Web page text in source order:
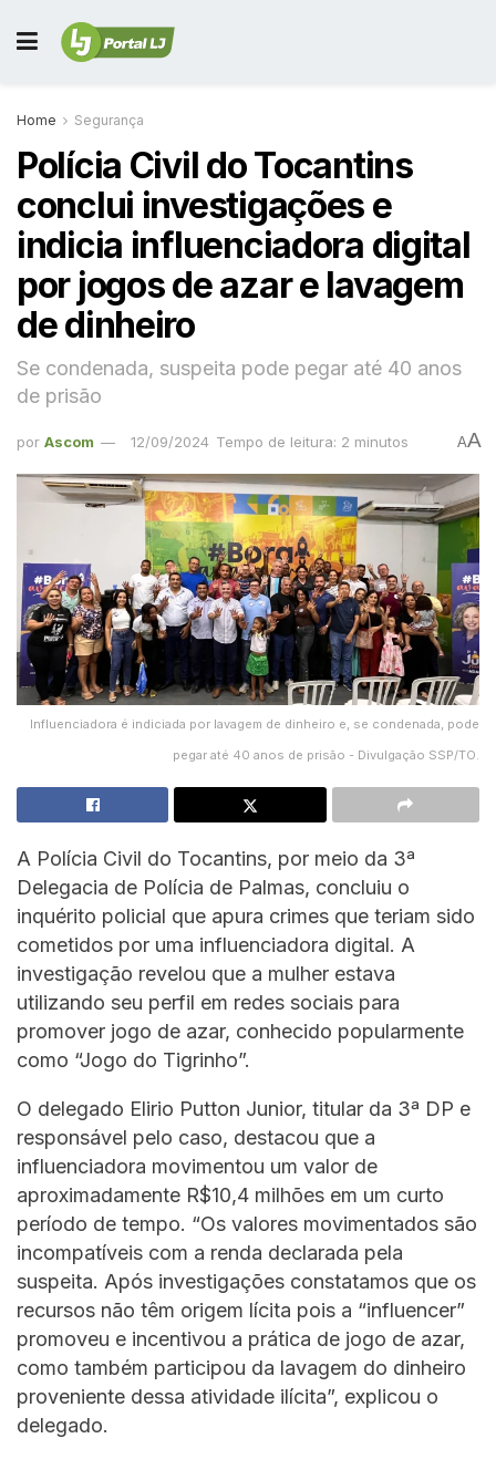
Home Segurança
Polícia Civil do Tocantins
conclui investigações e
indicia influenciadora digital
por jogos de azar e lavagem
de dinheiro
Se condenada, suspeita pode pegar até 40 anos
de prisão
por Ascom 12/09/2024 Tempo de leitura: 2 minutos AA
Influenciadora é indiciada por lavagem de dinheiro e, se condenada, pode
pegar até 40 anos de prisão - Divulgação SSP/TO.
A Polícia Civil do Tocantins, por meio da 3ª
Delegacia de Polícia de Palmas, concluiu o
inquérito policial que apura crimes que teriam sido
cometidos por uma influenciadora digital. A
investigação revelou que a mulher estava
utilizando seu perfil em redes sociais para
promover jogo de azar, conhecido popularmente
como “Jogo do Tigrinho”.
O delegado Elirio Putton Junior, titular da 3ª DP e
responsável pelo caso, destacou que a
influenciadora movimentou um valor de
aproximadamente R$10,4 milhões em um curto
período de tempo. “Os valores movimentados são
incompatíveis com a renda declarada pela
suspeita. Após investigações constatamos que os
recursos não têm origem lícita pois a “influencer”
promoveu e incentivou a prática de jogo de azar,
como também participou da lavagem do dinheiro
proveniente dessa atividade ilícita”, explicou o
delegado.